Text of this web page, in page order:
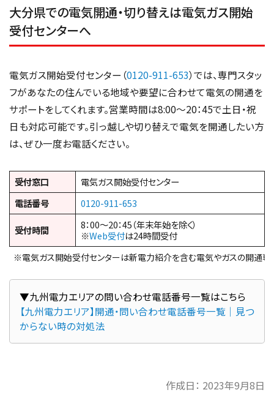
大分県での電気開通・切り替えは電気ガス開始
受付センターへ
電気ガス開始受付センター（0120-911-653）では、専門スタッ
フがあなたの住んでいる地域や要望に合わせて電気の開通を
サポートをしてくれます。営業時間は8:00〜20：45で土日・祝
日も対応可能です。引っ越しや切り替えで電気を開通したい方
は、ぜひ一度お電話ください。
受付窓口
電気ガス開始受付センター
電話番号
0120-911-653
受付時間
8：00～20：45（年末年始を除く）
※Web受付は24時間受付
※電気ガス開始受付センターは新電力紹介を含む電気やガスの開通専
▼九州電力エリアの問い合わせ電話番号一覧はこちら
【九州電力エリア】開通・問い合わせ電話番号一覧｜見つ
作成日： 2023年9月8日